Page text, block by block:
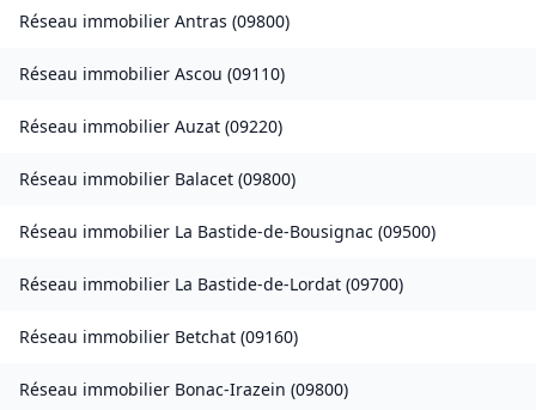
Réseau immobilier Antras (09800)
Réseau immobilier Ascou (09110)
Réseau immobilier Auzat (09220)
Réseau immobilier Balacet (09800)
Réseau immobilier La Bastide-de-Bousignac (09500)
Réseau immobilier La Bastide-de-Lordat (09700)
Réseau immobilier Betchat (09160)
Réseau immobilier Bonac-Irazein (09800)